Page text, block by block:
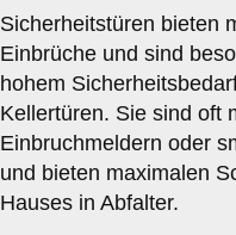
Sicherheitstüren bieten
Einbrüche und sind
hohem
Kellertüren. Sie sind oft
Einbruchmeldern oder
und bieten maximalen
Hauses in Abfalter.